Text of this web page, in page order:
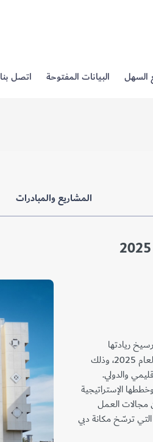
السهل البيانات المفتوحة اتصل بنا
المشاريع والمبادرات
ريادتها
المؤسسية في مجالات العمل البلدي، محققةً إنجازاتٍ استثنائية خلال العام 2025، وذلك
والدولي.
الإستراتيجية
مجالات العمل
ترسّخ مكانة دبي